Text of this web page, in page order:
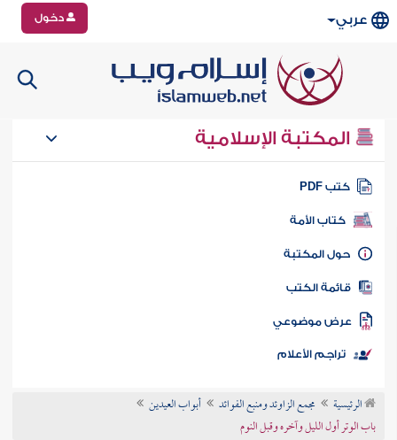
عربي دخول
المكتبة الإسلامية
كتب PDF
كتاب الأمة
المكتبة
الكتب
موضوعي
تراجم الأعلام
الرئيسية مجمع الزاوئد ومنبع الفوائد
أبواب العيدين
باب الوتر أول الليل وآخره وقبل النوم